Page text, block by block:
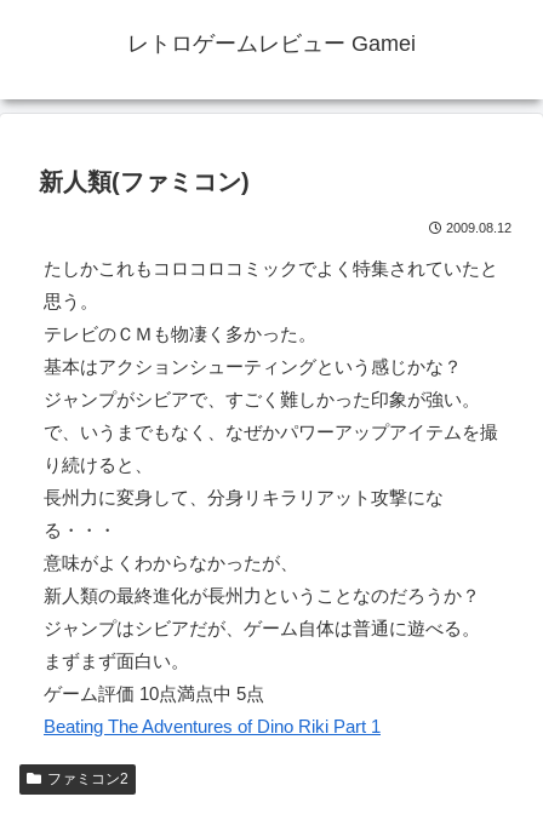
レトロゲームレビュー Gamei
新人類(ファミコン)
2009.08.12
たしかこれもコロコロコミックでよく特集されていたと
思う。
テレビのＣＭも物凄く多かった。
基本はアクションシューティングという感じかな？
ジャンプがシビアで、すごく難しかった印象が強い。
で、いうまでもなく、なぜかパワーアップアイテムを撮
り続けると、
長州力に変身して、分身リキラリアット攻撃にな
る・・・
意味がよくわからなかったが、
新人類の最終進化が長州力ということなのだろうか？
ジャンプはシビアだが、ゲーム自体は普通に遊べる。
まずまず面白い。
ゲーム評価 10点満点中 5点
Beating The Adventures of Dino Riki Part 1
ファミコン2